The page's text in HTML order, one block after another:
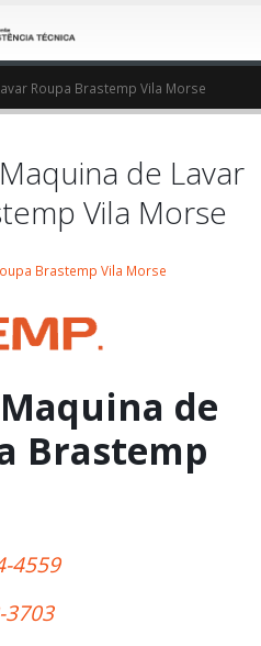
Roupa Brastemp Vila Morse
de Lavar
Vila Morse
Brastemp Vila Morse
de
Brastemp
4559
3703